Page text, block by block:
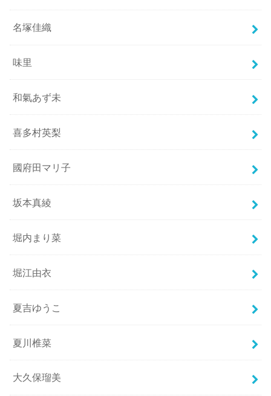
名塚佳織
味里
和氣あず未
喜多村英梨
國府田マリ子
坂本真綾
堀内まり菜
堀江由衣
夏吉ゆうこ
夏川椎菜
大久保瑠美